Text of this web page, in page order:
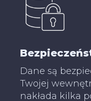
Dane są
Twojej
nakłada kilka